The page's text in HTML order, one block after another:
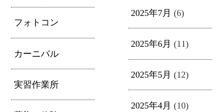
フォトコン
カーニバル
実習作業所
2025年7月 (6)
2025年6月 (11)
2025年5月 (12)
2025年4月 (10)